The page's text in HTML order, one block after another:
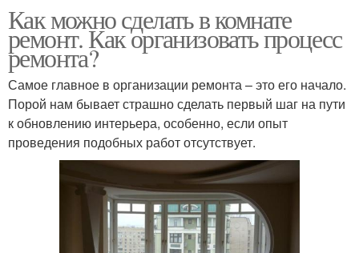
Как можно сделать в комнате
ремонт. Как организовать процесс
ремонта?
Самое главное в организации ремонта – это его начало.
Порой нам бывает страшно сделать первый шаг на пути
к обновлению интерьера, особенно, если опыт
проведения подобных работ отсутствует.